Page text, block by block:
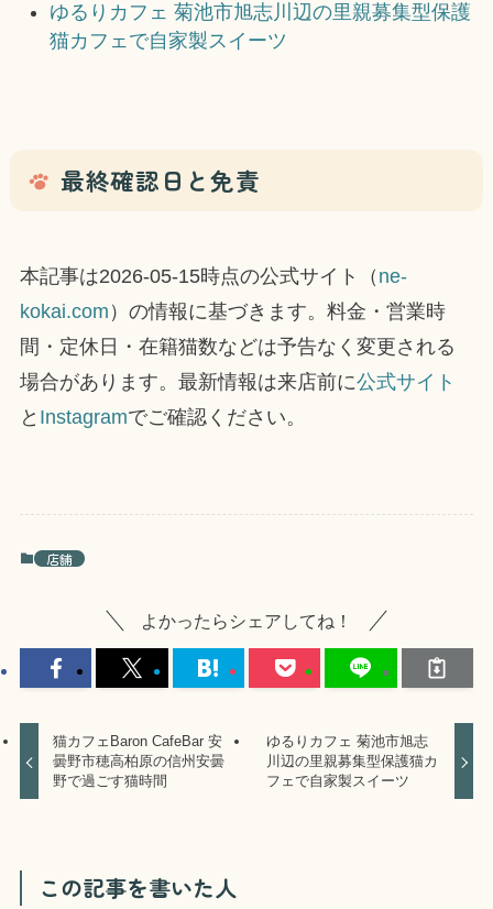
ゆるりカフェ 菊池市旭志川辺の里親募集型保護
猫カフェで自家製スイーツ
最終確認日と免責
本記事は2026-05-15時点の公式サイト（ ne-
kokai.com ）の情報に基づきます。料金・営業時
間・定休日・在籍猫数などは予告なく変更される
場合があります。最新情報は来店前に公式サイト
と Instagramでご確認ください。
店舗
よかったらシェアしてね！
猫カフェBaron CafeBar 安
曇野市穂高柏原の信州安曇
野で過ごす猫時間
ゆるりカフェ 菊池市旭志
川辺の里親募集型保護猫カ
フェで自家製スイーツ
この記事を書いた人